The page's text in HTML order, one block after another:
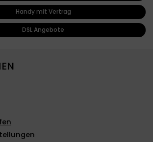
Handy mit Vertrag
DSL Angebote